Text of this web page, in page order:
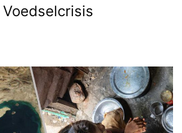
Voedselcrisis